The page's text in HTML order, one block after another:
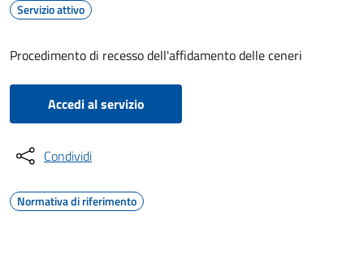
Servizio attivo
Procedimento di recesso dell'affidamento delle ceneri
Accedi al servizio
Condividi
Normativa di riferimento